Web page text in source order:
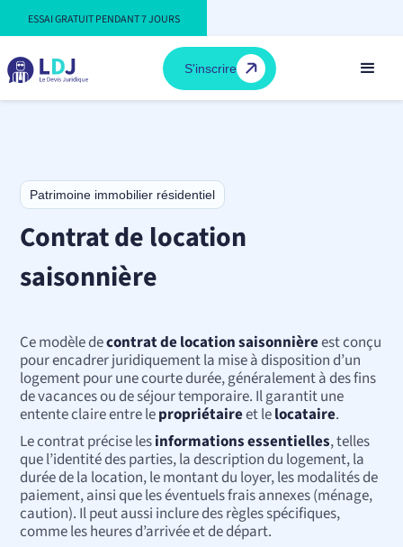
ESSAI GRATUIT PENDANT 7 JOURS
S'inscrire
Patrimoine immobilier résidentiel
Contrat de location
saisonnière
Ce modèle decontrat de location saisonnièreest conçu
pour encadrer juridiquement la mise à disposition d’un
logement pour une courte durée, généralement à des fins
de vacances ou de séjour temporaire. Il garantit une
entente claire entre lepropriétaireet lelocataire.
Le contrat précise lesinformations essentielles, telles
que l’identité des parties, la description du logement, la
durée de la location, le montant du loyer, les modalités de
paiement, ainsi que les éventuels frais annexes (ménage,
caution). Il peut aussi inclure des règles spécifiques,
comme les heures d’arrivée et de départ.